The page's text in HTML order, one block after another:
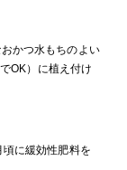
かつ水もちのよい
OK）に植え付け
に緩効性肥料を